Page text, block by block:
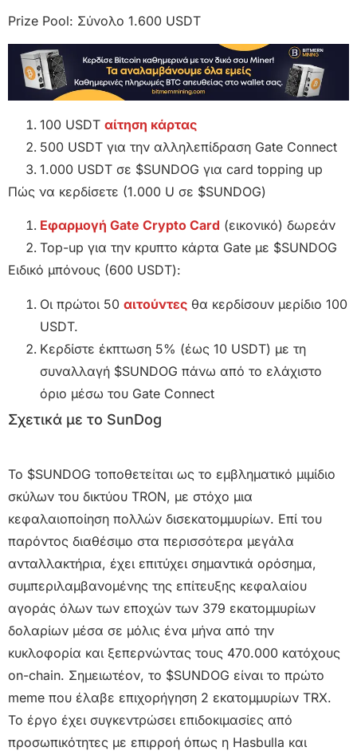
Prize Pool: Σύνολο 1.600 USDT
100 USDT αίτηση κάρτας
500 USDT για την αλληλεπίδραση Gate Connect
1.000 USDT σε $SUNDOG για card topping up
Πώς να κερδίσετε (1.000 U σε $SUNDOG)
Εφαρμογή Gate Crypto Card (εικονικό) δωρεάν
Top-up για την κρυπτο κάρτα Gate με $SUNDOG
Ειδικό μπόνους (600 USDT):
Οι πρώτοι 50 αιτούντες θα κερδίσουν μερίδιο 100
USDT.
Κερδίστε έκπτωση 5% (έως 10 USDT) με τη
συναλλαγή $SUNDOG πάνω από το ελάχιστο
όριο μέσω του Gate Connect
Σχετικά με το SunDog
Το $SUNDOG τοποθετείται ως το εμβληματικό μιμίδιο
σκύλων του δικτύου TRON, με στόχο μια
κεφαλαιοποίηση πολλών δισεκατομμυρίων. Επί του
παρόντος διαθέσιμο στα περισσότερα μεγάλα
ανταλλακτήρια, έχει επιτύχει σημαντικά ορόσημα,
συμπεριλαμβανομένης της επίτευξης κεφαλαίου
αγοράς όλων των εποχών των 379 εκατομμυρίων
δολαρίων μέσα σε μόλις ένα μήνα από την
κυκλοφορία και ξεπερνώντας τους 470.000 κατόχους
on-chain. Σημειωτέον, το $SUNDOG είναι το πρώτο
meme που έλαβε επιχορήγηση 2 εκατομμυρίων TRX.
Το έργο έχει συγκεντρώσει επιδοκιμασίες από
προσωπικότητες με επιρροή όπως η Hasbulla και